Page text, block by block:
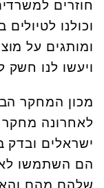
חוזרים
וכולנו
ומותגים על
ויעשו לנו
מכון המחקר
ישראלים ובדק
הם השתמשו
שלהם מהם